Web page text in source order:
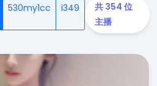
530my1cc i349
共 354 位
主播